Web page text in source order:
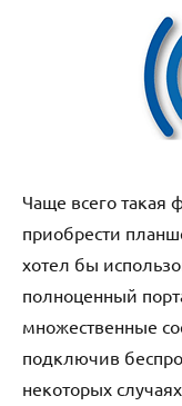
Чаще всего такая
приобрести
хотел бы
полноценный
множественные
подключив
некоторых